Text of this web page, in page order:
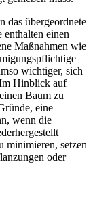
das übergeordnete
enthalten einen
Maßnahmen wie
wichtiger, sich
Hinblick auf
Baum zu
eine
wenn die
minimieren, setzen
oder